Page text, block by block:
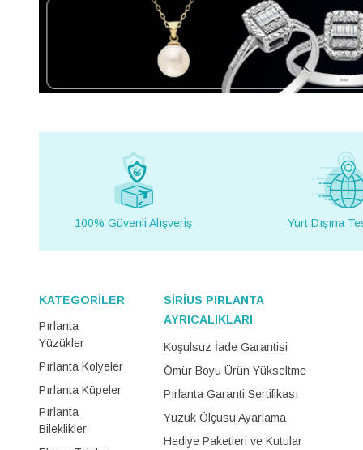
100% Güvenli Alışveriş Yurt Dışına
KATEGORİLER
Pırlanta
Yüzükler
Pırlanta Kolyeler
Pırlanta Küpeler
Pırlanta
Bileklikler
SİRİUS PIRLANTA
AYRICALIKLARI
Koşulsuz İade Garantisi
Ömür Boyu Ürün Yükseltme
Pırlanta Garanti Sertifikası
Yüzük Ölçüsü Ayarlama
Hediye Paketleri ve Kutular